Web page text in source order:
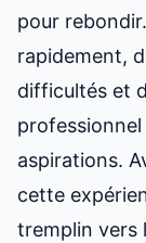
pour
rapidement,
difficultés et
aspirations.
cette
tremplin vers